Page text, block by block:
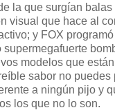
la que surgían balas
visual que hace al
y FOX
modelos que
sabor no puedes
a ningún pijo y
los que no lo son.